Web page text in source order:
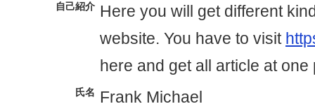
自己紹介 Here you will get different
website. You have to visit
here and get all article at one
氏名 Frank Michael